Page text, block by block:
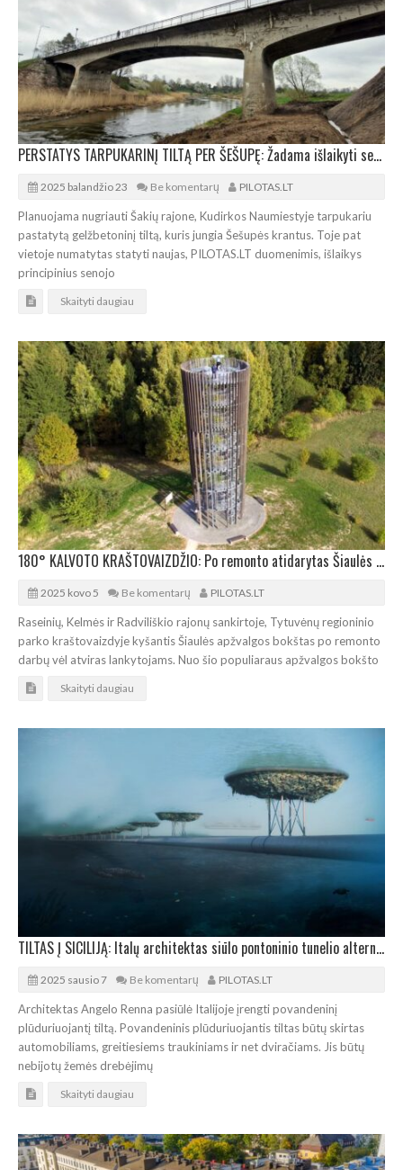
PERSTATYS TARPUKARINĮ TILTĄ PER ŠEŠUPĘ: Žadama išlaikyti senojo statinio išvaizdą
2025 balandžio 23 Be komentarų PILOTAS.LT
Planuojama nugriauti Šakių rajone, Kudirkos Naumiestyje tarpukariu
pastatytą gelžbetoninį tiltą, kuris jungia Šešupės krantus. Toje pat
vietoje numatytas statyti naujas, PILOTAS.LT duomenimis, išlaikys
principinius senojo
Skaityti daugiau
180° KALVOTO KRAŠTOVAIZDŽIO: Po remonto atidarytas Šiaulės apžvalgos bokštas
2025 kovo 5 Be komentarų PILOTAS.LT
Raseinių, Kelmės ir Radviliškio rajonų sankirtoje, Tytuvėnų regioninio
parko kraštovaizdyje kyšantis Šiaulės apžvalgos bokštas po remonto
darbų vėl atviras lankytojams. Nuo šio populiaraus apžvalgos bokšto
Skaityti daugiau
TILTAS Į SICILIJĄ: Italų architektas siūlo pontoninio tunelio alternatyvą
2025 sausio 7 Be komentarų PILOTAS.LT
Architektas Angelo Renna pasiūlė Italijoje įrengti povandeninį
plūduriuojantį tiltą. Povandeninis plūduriuojantis tiltas būtų skirtas
automobiliams, greitiesiems traukiniams ir net dviračiams. Jis būtų
nebijotų žemės drebėjimų
Skaityti daugiau